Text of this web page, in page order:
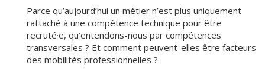
Parce qu’aujourd’hui un métier n’est plus uniquement
rattaché à une compétence technique pour être
recruté·e, qu’entendons-nous par compétences
transversales ? Et comment peuvent-elles être facteurs
des mobilités professionnelles ?